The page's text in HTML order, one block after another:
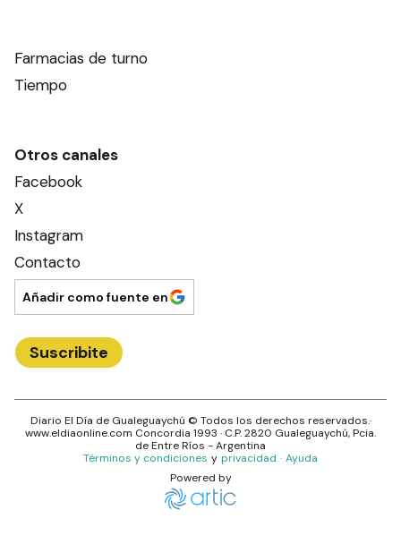
Farmacias de turno
Tiempo
Otros canales
Facebook
X
Instagram
Contacto
Añadir como fuente en
Suscribite
Diario El Día de Gualeguaychú © Todos los derechos reservados.·
www.eldiaonline.com Concordia 1993 · C.P.2820 Gualeguaychú, Pcia.
deEntre Ríos - Argentina
Términos y condiciones y privacidad · Ayuda
Powered by